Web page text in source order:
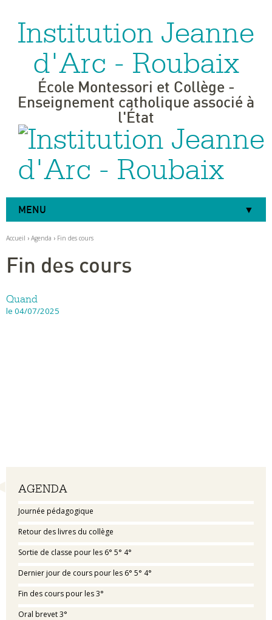
Outils
personnels
Institution Jeanne
d'Arc - Roubaix
École Montessori et Collège -
Enseignement catholique associé à
l'État
MENU
Accueil › Agenda › Fin des cours
Navigation
AGENDA
Journée pédagogique
Retour des livres du collège
Sortie de classe pour les 6° 5° 4°
Dernier jour de cours pour les 6° 5° 4°
Fin des cours pour les 3°
Oral brevet 3°
Fin des cours
Quand
le 04/07/2025